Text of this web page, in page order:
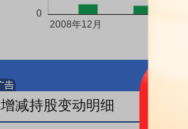
增减持股变动明细